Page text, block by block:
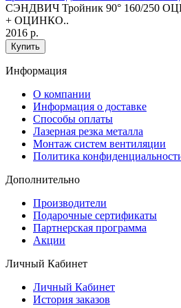
СЭНДВИЧ Тройник 90° 160/250
+ ОЦИНКО..
2016 р.
Купить
Информация
O компании
Информация о доставке
Способы оплаты
Лазерная резка металла
Монтаж систем вентиляции
Политика
Дополнительно
Производители
Подарочные сертификаты
Партнерская программа
Акции
Личный Кабинет
Личный Кабинет
История заказов